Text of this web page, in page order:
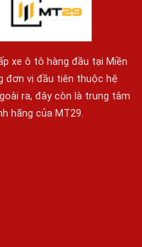
xe ô tô hàng đầu tại Miền
đơn vị đầu tiên thuộc hệ
ra, đây còn là trung tâm
hãng của MT29.